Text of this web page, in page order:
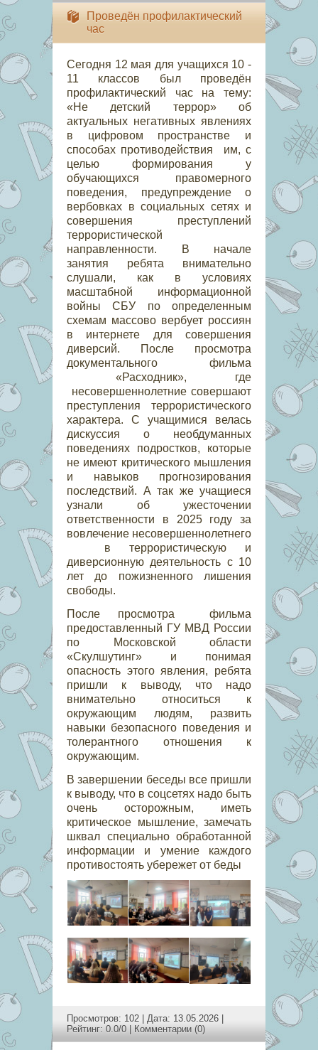
Проведён профилактический
час
Сегодня 12 мая для учащихся 10 -
11 классов был проведён
профилактический час на тему:
«Не детский террор» об
актуальных негативных явлениях
в цифровом пространстве и
способах противодействия им, с
целью формирования у
обучающихся правомерного
поведения, предупреждение о
вербовках в социальных сетях и
совершения преступлений
террористической
направленности. В начале
занятия ребята внимательно
слушали, как в условиях
масштабной информационной
войны СБУ по определенным
схемам массово вербует россиян
в интернете для совершения
диверсий. После просмотра
документального фильма
«Расходник», где
несовершеннолетние совершают
преступления террористического
характера. С учащимися велась
дискуссия о необдуманных
поведениях подростков, которые
не имеют критического мышления
и навыков прогнозирования
последствий. А так же учащиеся
узнали об ужесточении
ответственности в 2025 году за
вовлечение несовершеннолетнего
в террористическую и
диверсионную деятельность с 10
лет до пожизненного лишения
свободы.
После просмотра фильма
предоставленный ГУ МВД России
по Московской области
«Скулшутинг» и понимая
опасность этого явления, ребята
пришли к выводу, что надо
внимательно относиться к
окружающим людям, развить
навыки безопасного поведения и
толерантного отношения к
окружающим.
В завершении беседы все пришли
к выводу, что в соцсетях надо быть
очень осторожным, иметь
критическое мышление, замечать
шквал специально обработанной
информации и умение каждого
противостоять убережет от беды
Просмотров: 102 | Дата: 13.05.2026
Рейтинг: 0.0/0 |
Комментарии (0)